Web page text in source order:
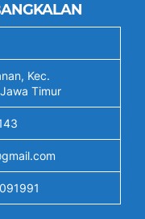
Kec.
Timur